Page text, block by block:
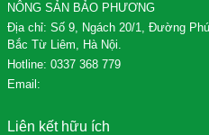
NÔNG SẢN BẢO PHƯƠNG
Địa chỉ: Số 9, Ngách 20/1, Đường
Bắc Từ Liêm, Hà Nội.
Hotline: 0337 368 779
Email:
Liên kết hữu ích